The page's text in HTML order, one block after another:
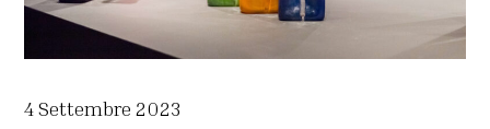
4 Settembre 2023